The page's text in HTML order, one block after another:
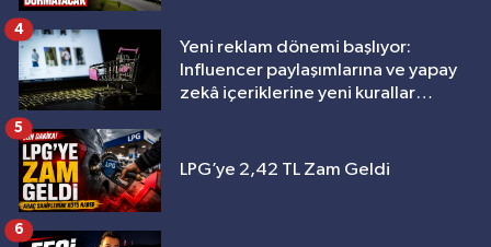
Yeni reklam dönemi başlıyor:
Influencer paylaşımlarına ve yapay
zekâ içeriklerine yeni kurallar
4
LPG’ye 2,42 TL Zam Geldi
5
6